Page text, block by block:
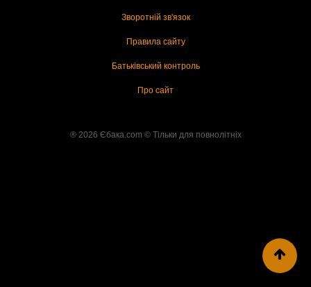
Зворотній зв'язок
Правила сайту
Батьківський контроль
Про сайт
® 2026 Єбака.com ©️ Тільки для повнолітніх